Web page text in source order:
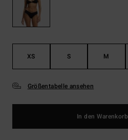
XS S M
Größentabelle ansehen
In den Warenkorb